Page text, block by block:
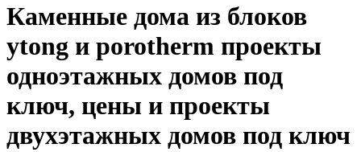
Каменные дома из блоков
ytong и porotherm проекты
одноэтажных домов под
ключ, цены и проекты
двухэтажных домов под ключ